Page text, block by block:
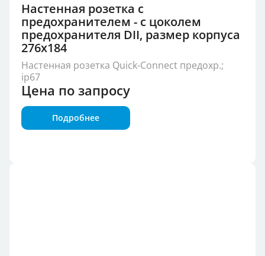
Настенная розетка с
предохранителем - с цоколем
предохранителя DII, размер корпуса
276x184
Настенная розетка Quick-Connect предохр.;
ip67
Цена по запросу
Подробнее